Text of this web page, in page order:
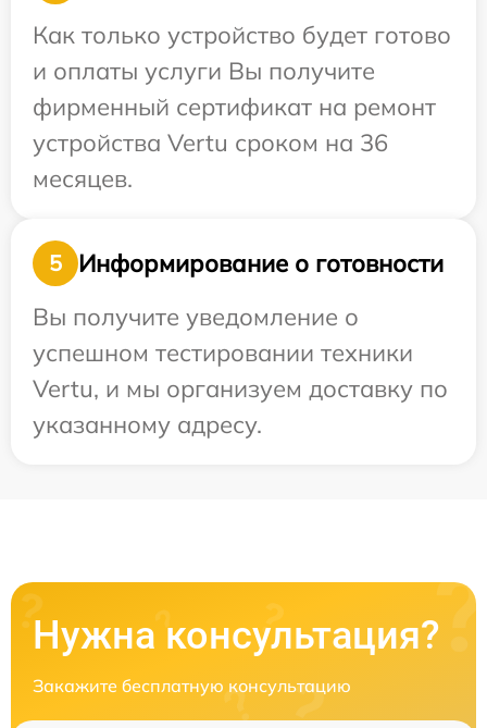
Как только устройство будет готово
и оплаты услуги Вы получите
фирменный сертификат на ремонт
устройства Vertu сроком на 36
месяцев.
5
Информирование о готовности
Вы получите уведомление о
успешном тестировании техники
Vertu, и мы организуем доставку по
указанному адресу.
Нужна консультация?
Закажите бесплатную консультацию